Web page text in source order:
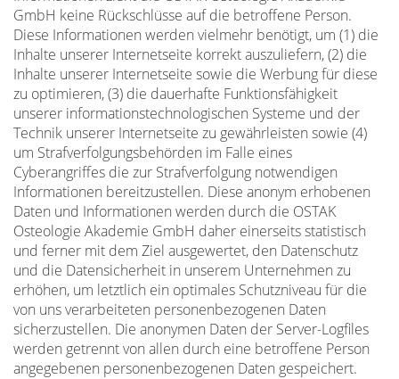
GmbH keine Rückschlüsse auf die betroffene Person.
Diese Informationen werden vielmehr benötigt, um (1) die
Inhalte unserer Internetseite korrekt auszuliefern, (2) die
Inhalte unserer Internetseite sowie die Werbung für diese
zu optimieren, (3) die dauerhafte Funktionsfähigkeit
unserer informationstechnologischen Systeme und der
Technik unserer Internetseite zu gewährleisten sowie (4)
um Strafverfolgungsbehörden im Falle eines
Cyberangriffes die zur Strafverfolgung notwendigen
Informationen bereitzustellen. Diese anonym erhobenen
Daten und Informationen werden durch die OSTAK
Osteologie Akademie GmbH daher einerseits statistisch
und ferner mit dem Ziel ausgewertet, den Datenschutz
und die Datensicherheit in unserem Unternehmen zu
erhöhen, um letztlich ein optimales Schutzniveau für die
von uns verarbeiteten personenbezogenen Daten
sicherzustellen. Die anonymen Daten der Server-Logfiles
werden getrennt von allen durch eine betroffene Person
angegebenen personenbezogenen Daten gespeichert.